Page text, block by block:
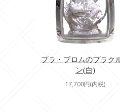
プラ・プロムのプラク
ン(白)
17,700円(内税)